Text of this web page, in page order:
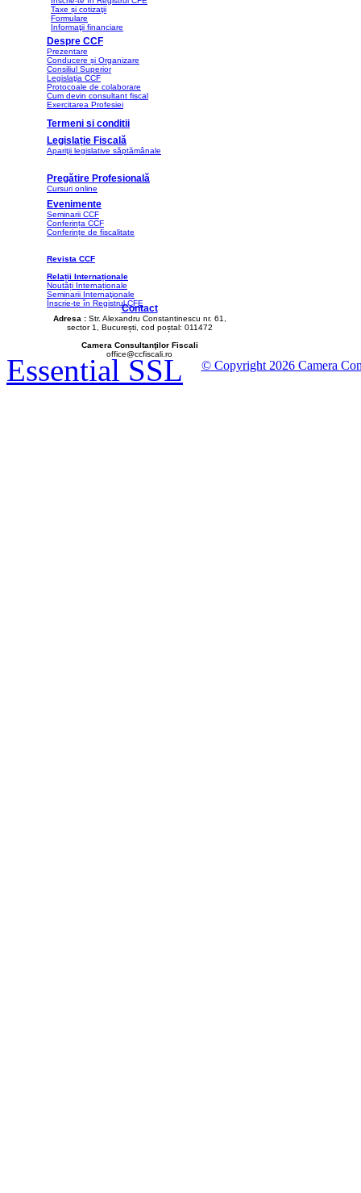
Taxe și cotizaţii
Formulare
Informaţii financiare
Despre CCF
Prezentare
Conducere și Organizare
Consiliul Superior
Legislaţia CCF
Protocoale de colaborare
Cum devin consultant fiscal
Exercitarea Profesiei
Termeni si conditii
Legislație Fiscală
Apariţii legislative săptămânale
Pregătire Profesională
Cursuri online
Evenimente
Seminarii CCF
Conferința CCF
Conferințe de fiscalitate
Revista CCF
Relații Internaționale
Noutăți Internaționale
Seminarii Internaţionale
Înscrie-te în Registrul CFE
Contact
Adresa : Str. Alexandru Constantinescu nr. 61,
sector 1, București, cod poștal: 011472
Camera Consultanţilor Fiscali
office@ccfiscali.ro
© Copyright 2026 Camera
Essential SSL